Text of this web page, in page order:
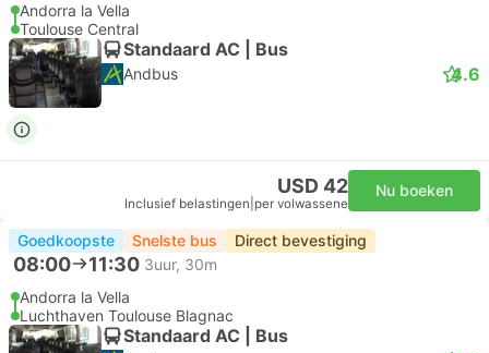
Andorra la Vella
Toulouse Central
Standaard AC | Bus
Andbus 4.6
USD 42
Inclusief belastingen per volwassene
Nu boeken
Goedkoopste Snelste bus Direct bevestiging
08:00 11:30 3uur, 30m
Andorra la Vella
Luchthaven Toulouse Blagnac
Standaard AC | Bus